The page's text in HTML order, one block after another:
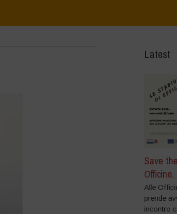
Latest
Save
Alle
prende
incontro